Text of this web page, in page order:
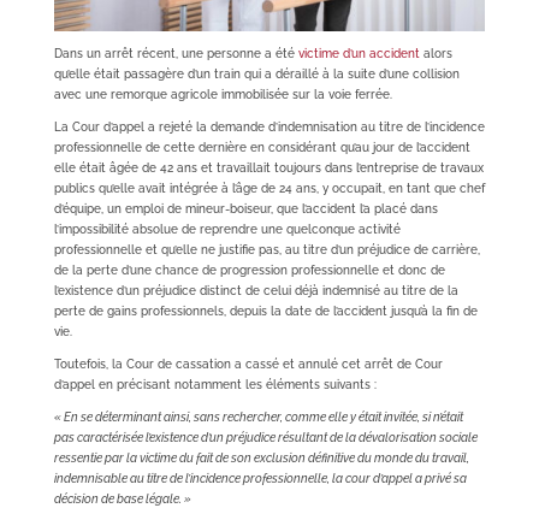
Dans un arrêt récent, une personne a été victime d’un accidentalors
qu’elle était passagère d’un train qui a déraillé à la suite d’une collision
avec une remorque agricole immobilisée sur la voie ferrée.
La Cour d’appel a rejeté la demande d’indemnisation au titre de l’incidence
professionnelle de cette dernière en considérant qu’au jour de l’accident
elle était âgée de 42 ans et travaillait toujours dans l’entreprise de travaux
publics qu’elle avait intégrée à l’âge de 24 ans, y occupait, en tant que chef
d’équipe, un emploi de mineur-boiseur, que l’accident l’a placé dans
l’impossibilité absolue de reprendre une quelconque activité
professionnelle et qu’elle ne justifie pas, au titre d’un préjudice de carrière,
de la perte d’une chance de progression professionnelle et donc de
l’existence d’un préjudice distinct de celui déjà indemnisé au titre de la
perte de gains professionnels, depuis la date de l’accident jusqu’à la fin de
vie.
Toutefois, la Cour de cassation a cassé et annulé cet arrêt de Cour
d’appel en précisant notamment les éléments suivants :
« En se déterminant ainsi, sans rechercher, comme elle y était invitée, si n’était
pas caractérisée l’existence d’un préjudice résultant de la dévalorisation sociale
ressentie par la victime du fait de son exclusion définitive du monde du travail,
indemnisable au titre de l’incidence professionnelle, la cour d’appel a privé sa
décision de base légale. »